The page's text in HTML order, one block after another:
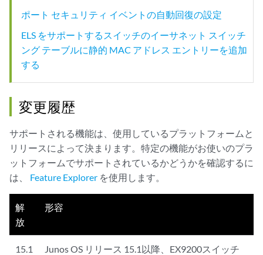
ポート セキュリティ イベントの自動回復の設定
ELS をサポートするスイッチのイーサネット スイッチ
ング テーブルに静的 MAC アドレス エントリーを追加
する
変更履歴
サポートされる機能は、使用しているプラットフォームと
リリースによって決まります。特定の機能がお使いのプラ
ットフォームでサポートされているかどうかを確認するに
は、 Feature Explorer を使用します。
解
放
形容
15.1
Junos OS リリース 15.1以降、EX9200スイッチ